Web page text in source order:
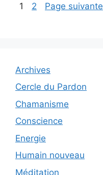
1 2 Page suivante
Archives
Cercle du Pardon
Chamanisme
Conscience
Energie
Humain nouveau
Méditation